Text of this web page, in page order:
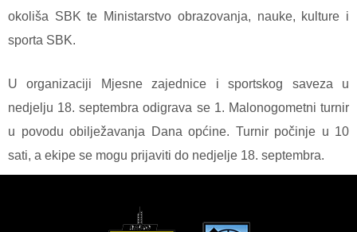
okoliša SBK te Ministarstvo obrazovanja, nauke, kulture i
sporta SBK.
U organizaciji Mjesne zajednice i sportskog saveza u
nedjelju 18. septembra odigrava se 1. Malonogometni turnir
u povodu obilježavanja Dana općine. Turnir počinje u 10
sati, a ekipe se mogu prijaviti do nedjelje 18. septembra.